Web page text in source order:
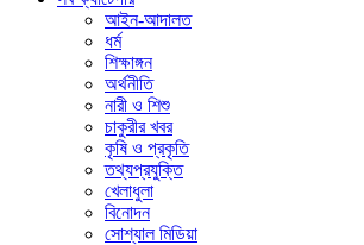
আইন-আদালত
ধর্ম
শিক্ষাঙ্গন
অর্থনীতি
নারী ও শিশু
চাকুরীর খবর
কৃষি ও প্রকৃতি
তথ্যপ্রযুক্তি
খেলাধুলা
বিনোদন
সোশ্যাল মিডিয়া